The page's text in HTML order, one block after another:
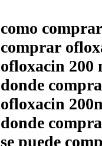
como
comprar
ofloxacin 200
donde
ofloxacin
donde
se puede